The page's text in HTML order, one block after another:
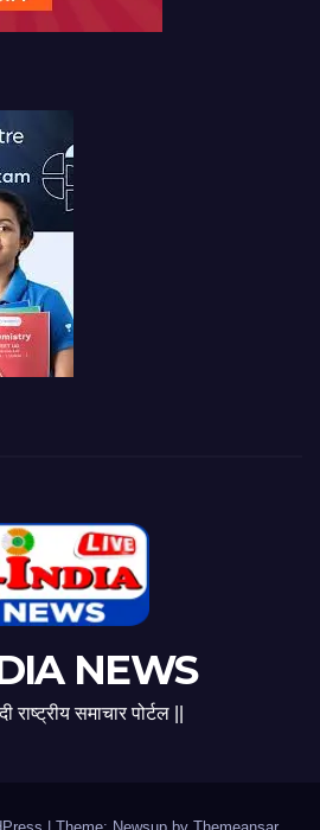
NEWS
राष्ट्रीय समाचार पोर्टल ||